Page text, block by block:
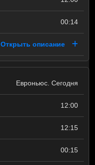
00:14
Открыть описание
Евроньюс. Сегодня
12:00
12:15
00:15